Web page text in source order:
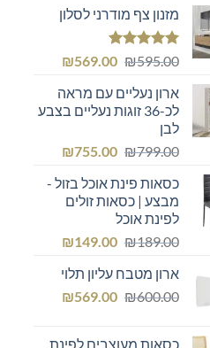
היה:
₪449.00.
הוא:מזנון צף מודרני לסלון
דורג5.00
₪595.00
המחיר
היה:
₪595.00.
₪569.00
המחיר
הוא:
₪569.00.
ארון נעליים עם מראה
לכ-36 זוגות נעליים בצבע
לבן
₪799.00
המחיר
היה:
₪799.00.
₪755.00
המחיר
הוא:
כסאות פינת אוכל בזול -
מבצע | כסאות זולים
לפינת אוכל
₪189.00
המחיר
היה:
₪189.00.
₪149.00
המחיר
הוא:
₪149.00.
ארון מטבח עליון תלוי
₪600.00
המחיר ₪569.00
המחיר
כסאות מעוצבים לפינת